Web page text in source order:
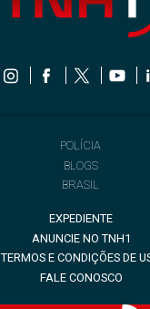
POLÍCIA
BLOGS
BRASIL
EXPEDIENTE
ANUNCIE NO TNH1
TERMOS E CONDIÇÕES DE
FALE CONOSCO